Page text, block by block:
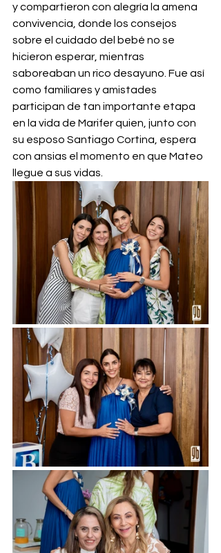
y compartieron con alegría la amena
convivencia, donde los consejos
sobre el cuidado del bebé no se
hicieron esperar, mientras
saboreaban un rico desayuno. Fue así
como familiares y amistades
participan de tan importante etapa
en la vida de Marifer quien, junto con
su esposo Santiago Cortina, espera
con ansias el momento en que Mateo
llegue a sus vidas.